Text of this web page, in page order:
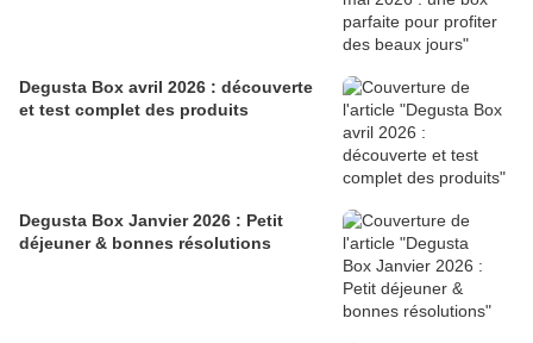
Degusta Box avril 2026 : découverte
et test complet des produits
Degusta Box Janvier 2026 : Petit
déjeuner & bonnes résolutions